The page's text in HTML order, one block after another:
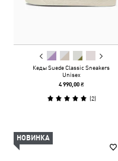
Кеды Suede Classic Sneakers
Unisex
4 990,00 ₴
(2)
НОВИНКА